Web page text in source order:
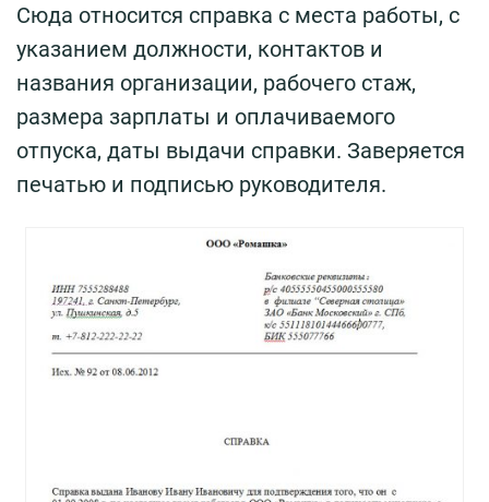
Сюда относится справка с места работы, с
указанием должности, контактов и
названия организации, рабочего стаж,
размера зарплаты и оплачиваемого
отпуска, даты выдачи справки. Заверяется
печатью и подписью руководителя.